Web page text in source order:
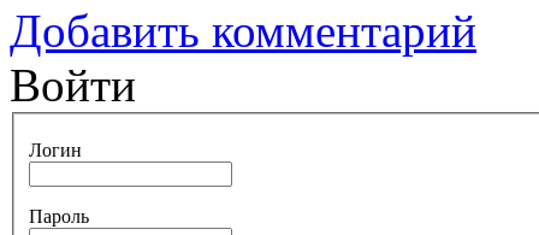
Добавить комментарий
Войти
Логин
Пароль